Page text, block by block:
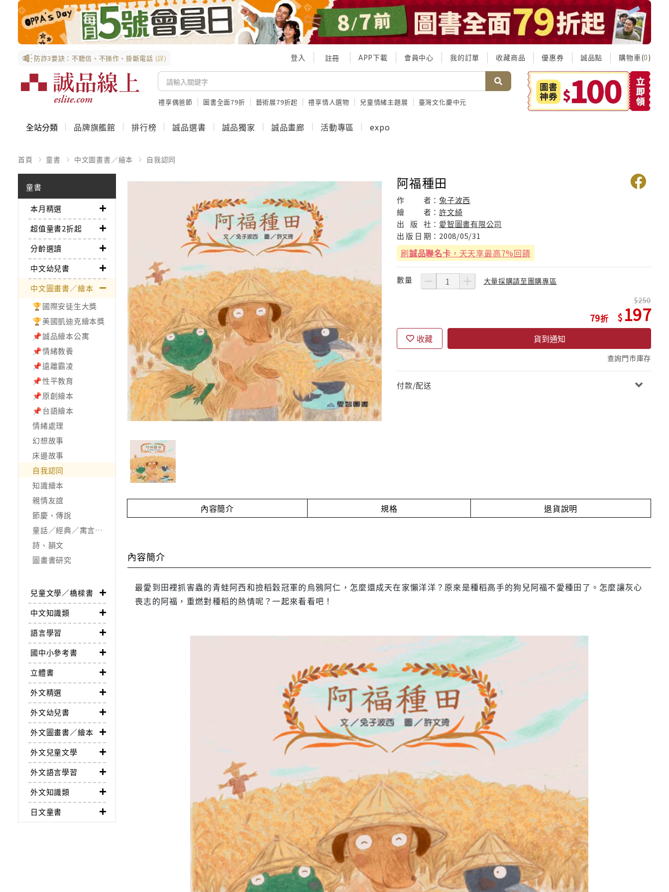
防詐3要訣：不聽信、不操作、掛斷電話 (詳) 登入 註冊 APP下載 會員中心 我的訂單 收藏商品 優惠券 誠品點 購物車(0)
禮享偶爸節 圖書全面79折 藝術展79折起 禮享情人選物 兒童情緒主題展 臺灣文化慶中元
全站分類 品牌旗艦館 排行榜 誠品選書 誠品獨家 誠品畫廊 活動專區 expo
首頁 童書 中文圖畫書／繪本 自我認同
童書
本月精選
超值童書2折起
分齡選讀
中文幼兒書
中文圖畫書／繪本
🏆國際安徒生大獎
🏆美國凱迪克繪本獎
📌誠品繪本公寓
📌情緒教養
📌遠離霸凌
📌性平教育
📌原創繪本
📌台語繪本
情緒處理
幻想故事
床邊故事
自我認同
知識繪本
親情友誼
節慶、傳說
童話／經典／寓言故事
詩、韻文
圖畫書研究
兒童文學／橋樑書
中文知識類
語言學習
國中小參考書
立體書
外文精選
外文幼兒書
外文圖畫書／繪本
外文兒童文學
外文語言學習
外文知識類
日文童書
阿福種田
作 者：兔子波西
繪
者：許文綺
出
版 社： 愛智圖書有限公司
出 版 日 期： 2008/05/31
刷誠品聯名卡 ，天天享最高7%回饋
數量 大量採購請至團購專區
79
250
197
收藏 貨到通知
查詢門市庫存
付款/配送
內容簡介 規格 退貨說明
內容簡介
最愛到田裡抓害蟲的青蛙阿西和撿稻穀冠軍的烏鴉阿仁，怎麼還成天在家懶洋洋？原來是種稻高手的狗兒阿福不愛種田了。怎麼讓灰心
喪志的阿福，重燃對種稻的熱情呢？一起來看看吧！